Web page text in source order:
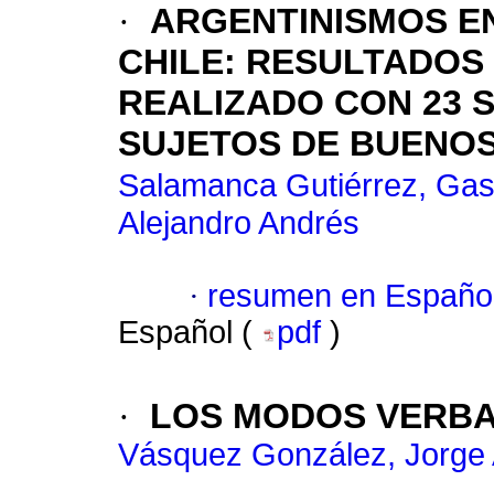
·
ARGENTINISMOS
CHILE:
REALIZADO CON 23
SUJETOS DE
Salamanca Gutiérrez,
Alejandro Andrés
· resumen en
Español (
pdf )
· LOS MODOS
Vásquez González, Jorge